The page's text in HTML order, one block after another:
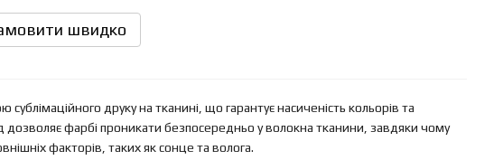
швидко
друку на тканині, що гарантує насиченість кольорів та
дозволяє фарбі проникати безпосередньо у волокна тканини, завдяки чому
факторів, таких як сонце та волога.